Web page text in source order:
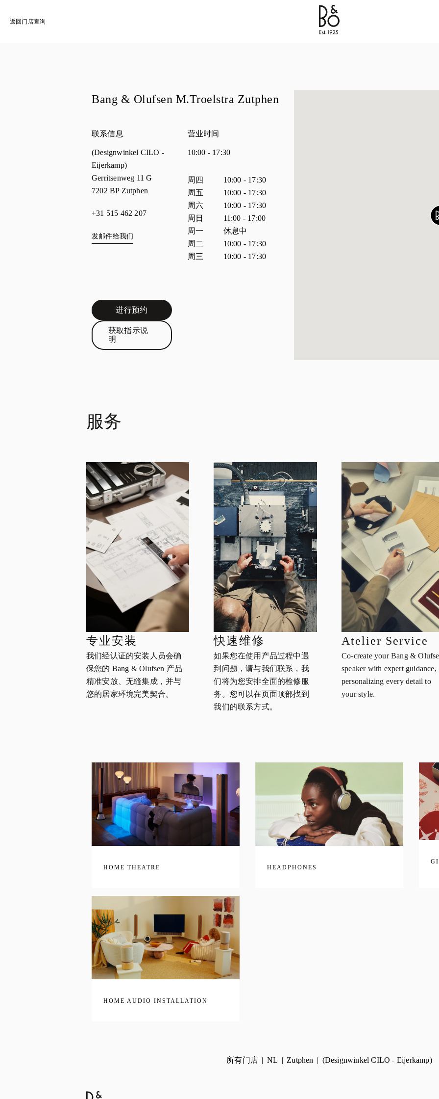
返回门店查询
Bang & Olufsen - Exist to Create
Bang & Olufsen M.Troelstra Zutphen
联系信息
(Designwinkel CILO -
Eijerkamp)
Gerritsenweg 11 G
7202 BP Zutphen
+31 515 462 207
发邮件给我们
进行预约Link Opens in New Tab
获取指示说
明
Link Opens in New Tab
营业时间
10:00 - 17:30
星期 营业时间
周四 10:00 - 17:30
周五
10:00 - 17:30
周六
10:00 - 17:30
周日
11:00 - 17:00
周一
休息中
周二
10:00 - 17:30
周三
10:00 - 17:30
服务
专业安装
我们经认证的安装人员会确
保您的 Bang & Olufsen 产品
精准安放、无缝集成，并与
您的居家环境完美契合。
快速维修
如果您在使用产品过程中遇
到问题，请与我们联系，我
们将为您安排全面的检修服
务。您可以在页面顶部找到
我们的联系方式。
Atelier Service
Co-create your Bang &
speaker with expert guidance,
personalizing every detail to
your style.
HOME THEATRE HEADPHONES
HOME AUDIO INSTALLATION
所有门店 NL Zutphen (Designwinkel CILO - Eijerkamp)